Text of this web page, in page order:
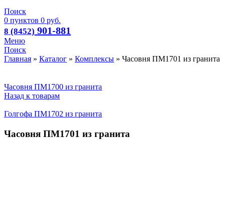
Поиск
0 пунктов 0 руб.
8 (8452) 901-881
Меню
Поиск
Главная » Каталог » Комплексы » Часовня ПМ1701 из гранита
Часовня ПМ1700 из гранита
Назад к товарам
Голгофа ПМ1702 из гранита
Часовня ПМ1701 из гранита